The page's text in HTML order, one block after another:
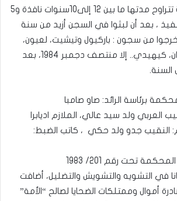
حقهم أحكام قاسية تتراوح مدتها ما بين 12 إلى10سنوات نافذة و5
، بعد أن لبثوا في السجن أزيد من سنة
من سجون : باركيول وتيشيت، لعيون،
بومديد، أوجفت، وادان، كيهيدي.. إلا منتصف دجمبر 1984، بعد
برئاسة الرائد: صاو صامبا
ولد سيد عالي، الملازم اديابرا
النقيب جدو ولد حكي ، كاتب الضبط:
تحت رقم 201/ 1983
في التشويه والتشويش والتضليل، أضافت
أموال وممتلكات الضحايا لصالح “الأمة”